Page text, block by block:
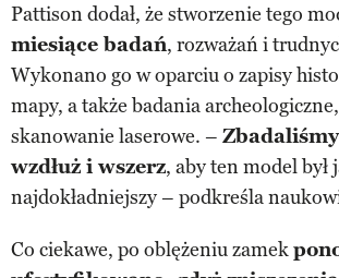
Pattison dodał, że stworzenie tego
miesiące badań, rozważań i
Wykonano go w oparciu o zapisy
mapy, a także badania
skanowanie laserowe. –
wzdłuż i wszerz, aby ten model był
najdokładniejszy – podkreśla
Co ciekawe, po oblężeniu zamek